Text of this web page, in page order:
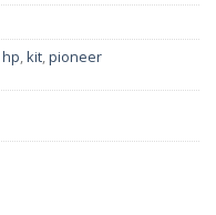
hp,kit,pioneer